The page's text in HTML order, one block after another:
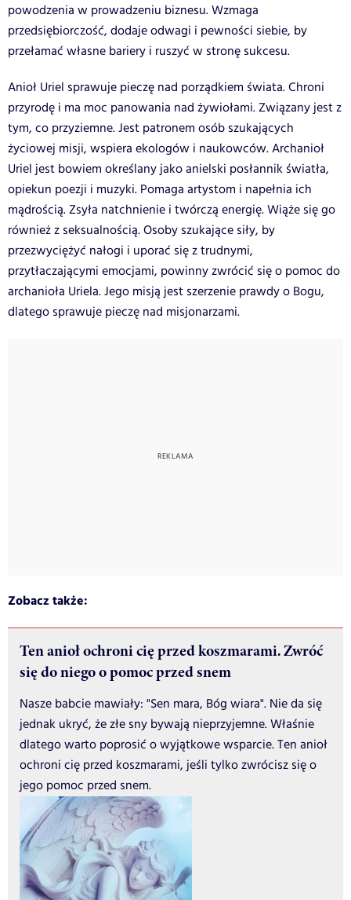
powodzenia w prowadzeniu biznesu. Wzmaga
przedsiębiorczość, dodaje odwagi i pewności siebie, by
przełamać własne bariery i ruszyć w stronę sukcesu.
Anioł Uriel sprawuje pieczę nad porządkiem świata. Chroni
przyrodę i ma moc panowania nad żywiołami. Związany jest z
tym, co przyziemne. Jest patronem osób szukających
życiowej misji, wspiera ekologów i naukowców. Archanioł
Uriel jest bowiem określany jako anielski posłannik światła,
opiekun poezji i muzyki. Pomaga artystom i napełnia ich
mądrością. Zsyła natchnienie i twórczą energię. Wiąże się go
również z seksualnością. Osoby szukające siły, by
przezwyciężyć nałogi i uporać się z trudnymi,
przytłaczającymi emocjami, powinny zwrócić się o pomoc do
archanioła Uriela. Jego misją jest szerzenie prawdy o Bogu,
dlatego sprawuje pieczę nad misjonarzami.
Zobacz także:
Ten anioł ochroni cię przed koszmarami. Zwróć
się do niego o pomoc przed snem
Nasze babcie mawiały: "Sen mara, Bóg wiara". Nie da się
jednak ukryć, że złe sny bywają nieprzyjemne. Właśnie
dlatego warto poprosić o wyjątkowe wsparcie. Ten anioł
ochroni cię przed koszmarami, jeśli tylko zwrócisz się o
jego pomoc przed snem.